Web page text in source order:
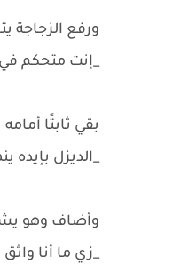
ورفع الزجاجة
_إنت متحكم
بقي ثابتًا
_الديزل
وأضاف وهو
_زي ما أنا